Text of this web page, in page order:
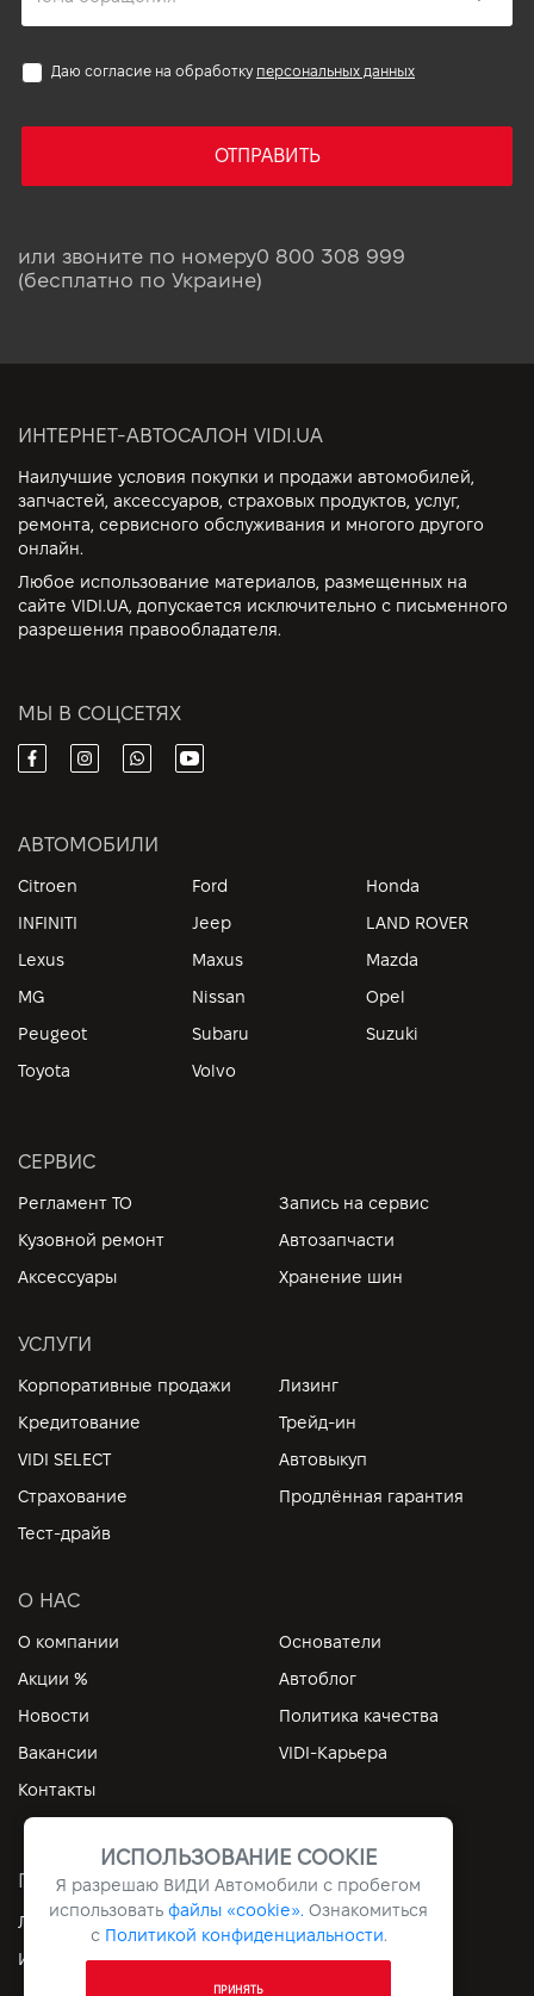
Даю согласие на обработку персональных данных
ОТПРАВИТЬ
или звоните по номеру0 800 308 999
(бесплатно по Украине)
ИНТЕРНЕТ-АВТОСАЛОН VIDI.UA
Наилучшие условия покупки и продажи автомобилей,
запчастей, аксессуаров, страховых продуктов, услуг,
ремонта, сервисного обслуживания и многого другого
онлайн.
Любое использование материалов, размещенных на
сайте VIDI.UA, допускается исключительно с письменного
разрешения правообладателя.
МЫ В СОЦСЕТЯХ
АВТОМОБИЛИ
Citroen Ford
Honda
INFINITI
Jeep
LAND ROVER
Lexus
Maxus
Mazda
MG
Nissan
Opel
Peugeot
Subaru
Suzuki
Toyota
Volvo
СЕРВИС
Регламент ТО
Запись на сервис
Кузовной ремонт
Автозапчасти
Аксессуары
Хранение шин
УСЛУГИ
Корпоративные продажи
Лизинг
Кредитование
Трейд-ин
VIDI SELECT
Автовыкуп
Страхование
Продлённая гарантия
Тест-драйв
О НАС
О компании
Основатели
Акции %
Автоблог
Новости
Политика качества
Вакансии
VIDI-Карьера
Контакты
ПОЛЕЗНЫЕ ССЫЛКИ
Личный кабинет
Контакты
Информация
Архив
ИСПОЛЬЗОВАНИЕ COOKIE
Я разрешаю ВИДИ Автомобили с пробегом
использовать файлы «cookie». Ознакомиться
с Политикой конфиденциальности.
ПРИНЯТЬ